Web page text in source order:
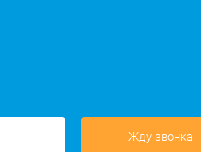
Жду звонка